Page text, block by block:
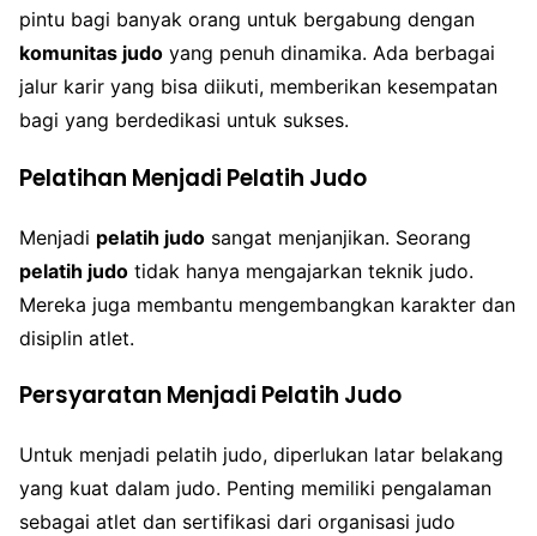
pintu bagi banyak orang untuk bergabung dengan
komunitas judo yang penuh dinamika. Ada berbagai
jalur karir yang bisa diikuti, memberikan kesempatan
bagi yang berdedikasi untuk sukses.
Pelatihan Menjadi Pelatih Judo
Menjadi pelatih judo sangat menjanjikan. Seorang
pelatih judo tidak hanya mengajarkan teknik judo.
Mereka juga membantu mengembangkan karakter dan
disiplin atlet.
Persyaratan Menjadi Pelatih Judo
Untuk menjadi pelatih judo, diperlukan latar belakang
yang kuat dalam judo. Penting memiliki pengalaman
sebagai atlet dan sertifikasi dari organisasi judo